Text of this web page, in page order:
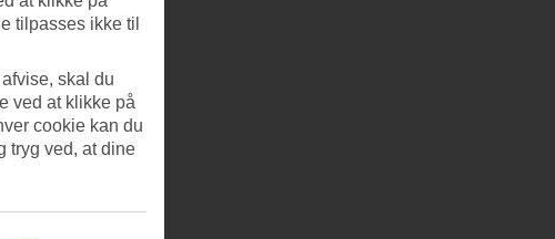
tilpasses ikke til
skal du
ved at klikke på
cookie kan du
tryg ved, at dine